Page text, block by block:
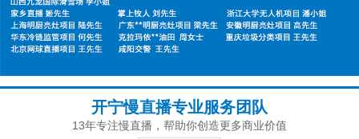
开宁慢直播专业服务团队
13年专注慢直播，帮助你创造更多商业价值